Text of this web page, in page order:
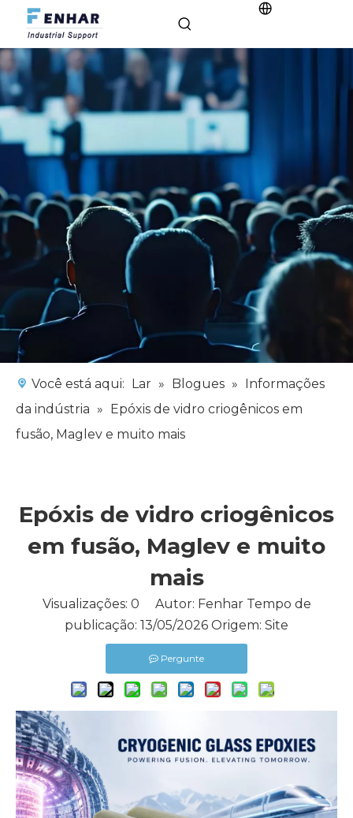
Você está aqui: Lar » Blogues » Informações
da indústria » Epóxis de vidro criogênicos em
fusão, Maglev e muito mais
Epóxis de vidro criogênicos
em fusão, Maglev e muito
mais
Visualizações: 0 Autor: Fenhar Tempo de
publicação: 13/05/2026 Origem: Site
Pergunte